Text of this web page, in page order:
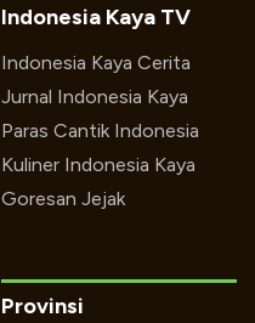
Indonesia Kaya TV
Indonesia Kaya Cerita
Jurnal Indonesia Kaya
Paras Cantik Indonesia
Kuliner Indonesia Kaya
Goresan Jejak
Provinsi